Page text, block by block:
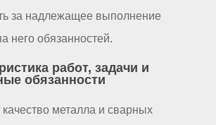
за надлежащее выполнение
него обязанностей.
работ, задачи и
обязанности
металла и сварных